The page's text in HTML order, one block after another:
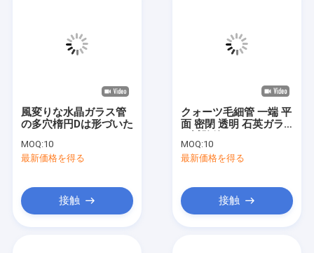
風変りな水晶ガラス管
の多穴楕円Dは形づいた
MOQ:10
最新価格を得る
接触
クォーツ毛細管 一端 平
面 密閉 透明 石英ガラ
MOQ:10
最新価格を得る
接触